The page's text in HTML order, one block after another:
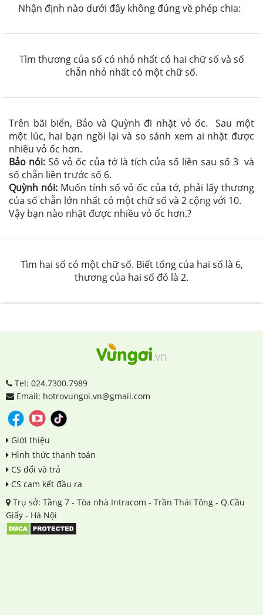
Nhận định nào dưới đây không đúng về phép chia:
Tìm thương của số có nhỏ nhất có hai chữ số và số
chẵn nhỏ nhất có một chữ số.
Trên bãi biển, Bảo và Quỳnh đi nhặt vỏ ốc. Sau một
một lúc, hai bạn ngồi lại và so sánh xem ai nhặt được
nhiều vỏ ốc hơn.
Bảo nói:Số vỏ ốc của tớ là tích của số liền sau số 3 và
số chẵn liền trước số 6.
Quỳnh nói: Muốn tính số vỏ ốc của tớ, phải lấy thương
của số chẵn lớn nhất có một chữ số và 2 cộng với 10.
Vậy bạn nào nhặt được nhiều vỏ ốc hơn.?
Tìm hai số có một chữ số. Biết tổng của hai số là 6,
thương của hai số đó là 2.
Tel: 024.7300.7989
Email: hotrovungoi.vn@gmail.com
Giới thiệu
Hình thức thanh toán
CS đổi và trả
CS cam kết đầu ra
Trụ sở: Tầng 7 - Tòa nhà Intracom - Trần Thái Tông - Q.Cầu
Giấy - Hà Nội